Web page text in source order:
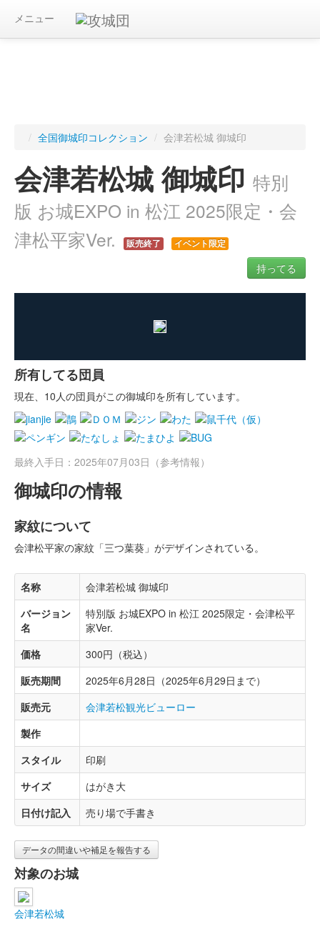
メニュー
/ 全国御城印コレクション / 会津若松城 御城印
会津若松城 御城印 特別
版 お城EXPO in 松江 2025限定・会
津松平家Ver.
販売終了 イベント限定
持ってる
所有してる団員
現在、10人の団員がこの御城印を所有しています。
最終入手日：2025年07月03日（参考情報）
御城印の情報
家紋について
会津松平家の家紋「三つ葉葵」がデザインされている。
名称
会津若松城 御城印
バージョン
名
特別版 お城EXPO in 松江 2025限定・会津松平
家Ver.
価格
300円（税込）
販売期間
2025年6月28日（2025年6月29日まで）
販売元
会津若松観光ビューロー
製作
スタイル
印刷
サイズ
はがき大
日付け記入
売り場で手書き
データの間違いや補足を報告する
対象のお城
会津若松城